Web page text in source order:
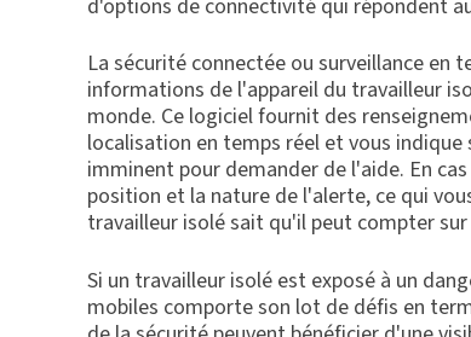
d'options de connectivité qui répondent
La sécurité connectée ou surveillance en
informations de l'appareil du travailleur
monde. Ce logiciel fournit des
localisation en temps réel et vous
imminent pour demander de l'aide. En
position et la nature de l'alerte, ce qui
travailleur isolé sait qu'il peut compter
Si un travailleur isolé est exposé à un
mobiles comporte son lot de défis en